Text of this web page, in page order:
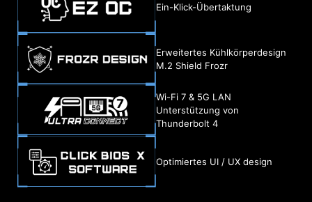
Ein-Klick-Übertaktung
Erweitertes Kühlkörperdesign
M.2 Shield Frozr
Wi-Fi 7 & 5G LAN
Unterstützung von
Thunderbolt 4
Optimiertes UI / UX design